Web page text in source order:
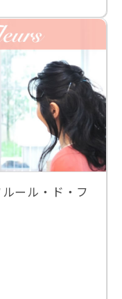
ール・ド・フ